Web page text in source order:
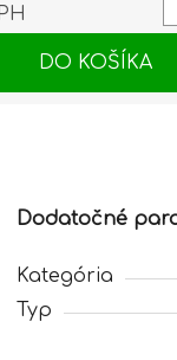
DO KOŠÍKA
Dodatočné
Kategória
Typ